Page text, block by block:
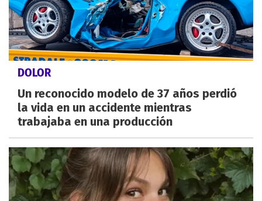
DOLOR
Un reconocido modelo de 37 años perdió
la vida en un accidente mientras
trabajaba en una producción